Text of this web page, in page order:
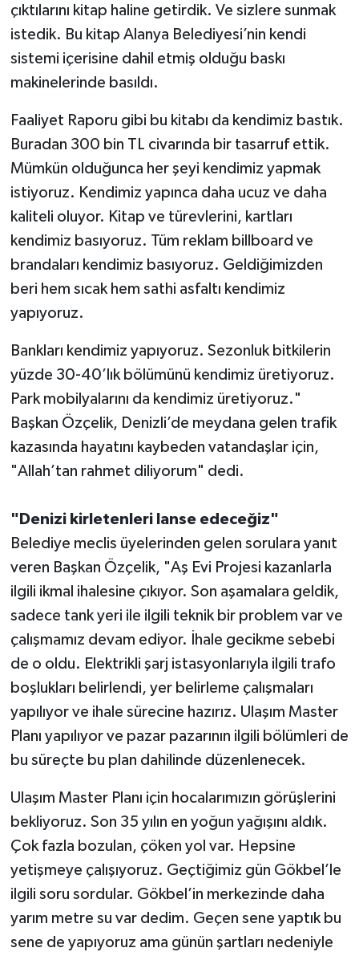
çıktılarını kitap haline getirdik. Ve sizlere sunmak
istedik. Bu kitap Alanya Belediyesi’nin kendi
sistemi içerisine dahil etmiş olduğu baskı
makinelerinde basıldı.
Faaliyet Raporu gibi bu kitabı da kendimiz bastık.
Buradan 300 bin TL civarında bir tasarruf ettik.
Mümkün olduğunca her şeyi kendimiz yapmak
istiyoruz. Kendimiz yapınca daha ucuz ve daha
kaliteli oluyor. Kitap ve türevlerini, kartları
kendimiz basıyoruz. Tüm reklam billboard ve
brandaları kendimiz basıyoruz. Geldiğimizden
beri hem sıcak hem sathi asfaltı kendimiz
yapıyoruz.
Bankları kendimiz yapıyoruz. Sezonluk bitkilerin
yüzde 30-40’lık bölümünü kendimiz üretiyoruz.
Park mobilyalarını da kendimiz üretiyoruz."
Başkan Özçelik, Denizli’de meydana gelen trafik
kazasında hayatını kaybeden vatandaşlar için,
"Allah’tan rahmet diliyorum" dedi.
"Denizi kirletenleri lanse edeceğiz"
Belediye meclis üyelerinden gelen sorulara yanıt
veren Başkan Özçelik, "Aş Evi Projesi kazanlarla
ilgili ikmal ihalesine çıkıyor. Son aşamalara geldik,
sadece tank yeri ile ilgili teknik bir problem var ve
çalışmamız devam ediyor. İhale gecikme sebebi
de o oldu. Elektrikli şarj istasyonlarıyla ilgili trafo
boşlukları belirlendi, yer belirleme çalışmaları
yapılıyor ve ihale sürecine hazırız. Ulaşım Master
Planı yapılıyor ve pazar pazarının ilgili bölümleri de
bu süreçte bu plan dahilinde düzenlenecek.
Ulaşım Master Planı için hocalarımızın görüşlerini
bekliyoruz. Son 35 yılın en yoğun yağışını aldık.
Çok fazla bozulan, çöken yol var. Hepsine
yetişmeye çalışıyoruz. Geçtiğimiz gün Gökbel’le
ilgili soru sordular. Gökbel’in merkezinde daha
yarım metre su var dedim. Geçen sene yaptık bu
sene de yapıyoruz ama günün şartları nedeniyle